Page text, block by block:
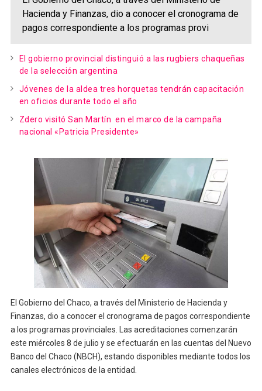
Hacienda y Finanzas, dio a conocer el cronograma de
pagos correspondiente a los programas provi
El gobierno provincial distinguió a las rugbiers chaqueñas
de la selección argentina
Jóvenes de la aldea tres horquetas tendrán capacitación
en oficios durante todo el año
Zdero visitó San Martín en el marco de la campaña
nacional «Patricia Presidente»
El Gobierno del Chaco, a través del Ministerio de Hacienda y
Finanzas, dio a conocer el cronograma de pagos correspondiente
a los programas provinciales. Las acreditaciones comenzarán
este miércoles 8 de julio y se efectuarán en las cuentas del Nuevo
Banco del Chaco (NBCH), estando disponibles mediante todos los
canales electrónicos de la entidad.